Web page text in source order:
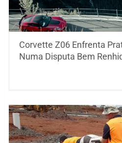
Corvette Z06 Enfrenta
Numa Disputa Bem